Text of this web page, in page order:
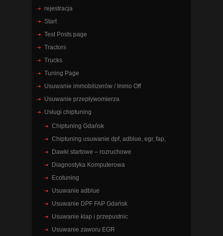
rejestracja
Start
Test Posts page
Tractors
Trucks
Tuning Page
Usuwanie immobilizerów / Immo Off
Usuwanie przepływomierza
Usługi chiptuning
Chiptuning Gdańsk
Chiptuning usuwanie dpf, adblue, egr, fap,
Dawki startowe – rozruchowe
Diagnostyka Komputerowa
Ecotuning
Usuwanie adblue
Usuwanie DPF FAP Gdańsk
Usuwanie klap i przepustnic
Usuwanie zaworu EGR